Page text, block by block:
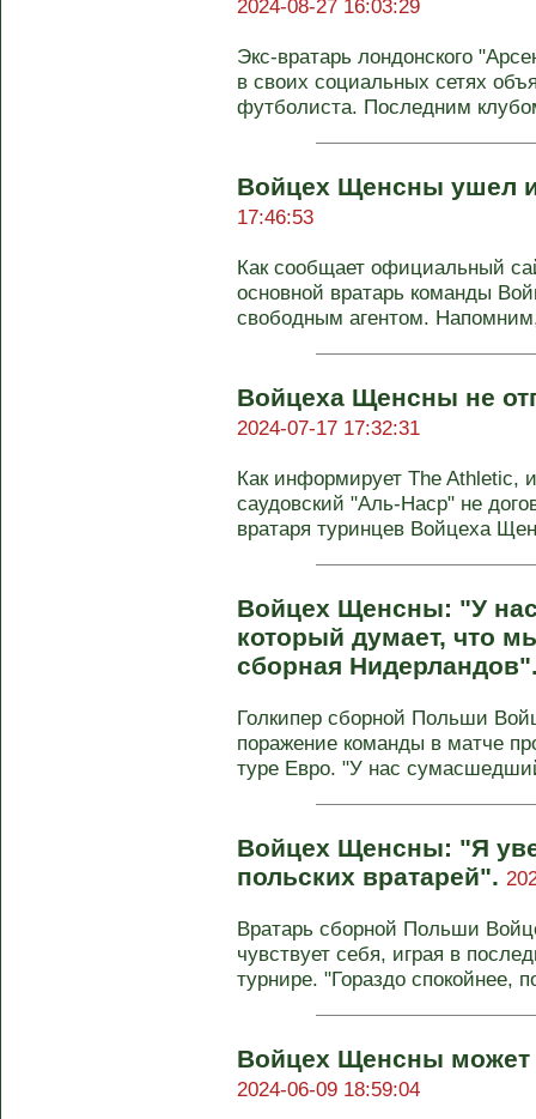
2024-08-27 16:03:29
Экс-вратарь лондонского
в своих социальных сетях
футболиста. Последним
Войцех Щенсны ушел
17:46:53
Как сообщает официальный
основной вратарь команды
свободным агентом.
Войцеха Щенсны не
2024-07-17 17:32:31
Как информирует The Athletic,
саудовский "Аль-Наср" не
вратаря туринцев Войцеха
Войцех Щенсны: "У
который думает, что
сборная
Голкипер сборной Польши
поражение команды в матче
туре Евро. "У нас
Войцех Щенсны: "Я
польских вратарей".
Вратарь сборной Польши
чувствует себя, играя в
турнире. "Гораздо спокойнее,
Войцех Щенсны может
2024-06-09 18:59:04